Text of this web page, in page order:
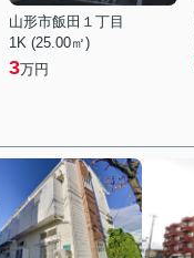
山形市飯田１丁目
1K (25.00㎡)
3万円